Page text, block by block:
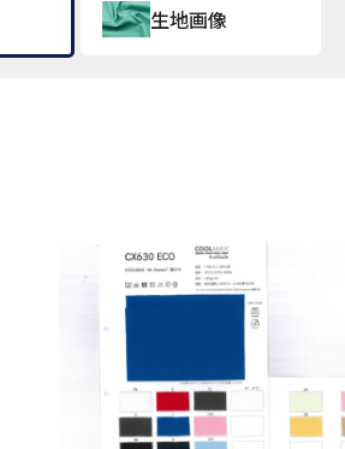
生地画像